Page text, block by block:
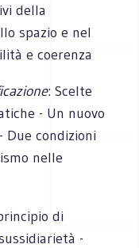
della
spazio e nel
e coerenza
: Scelte
- Un nuovo
condizioni
nelle
di
-